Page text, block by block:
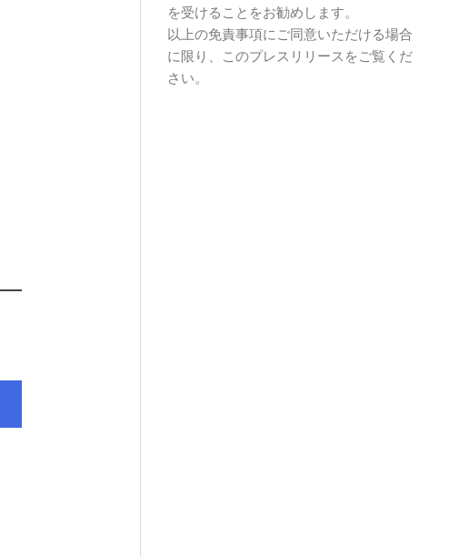
を受けることをお勧めします。
以上の免責事項にご同意いただける場合
に限り、このプレスリリースをご覧くだ
さい。